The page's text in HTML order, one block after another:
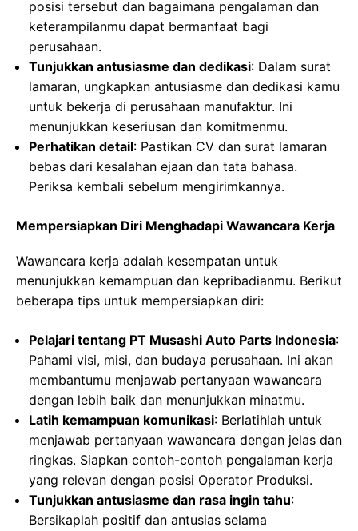
posisi tersebut dan bagaimana pengalaman dan
keterampilanmu dapat bermanfaat bagi
perusahaan.
Tunjukkan antusiasme dan dedikasi: Dalam surat
lamaran, ungkapkan antusiasme dan dedikasi kamu
untuk bekerja di perusahaan manufaktur. Ini
menunjukkan keseriusan dan komitmenmu.
Perhatikan detail: Pastikan CV dan surat lamaran
bebas dari kesalahan ejaan dan tata bahasa.
Periksa kembali sebelum mengirimkannya.
Mempersiapkan Diri Menghadapi Wawancara Kerja
Wawancara kerja adalah kesempatan untuk
menunjukkan kemampuan dan kepribadianmu. Berikut
beberapa tips untuk mempersiapkan diri:
Pelajari tentang PT Musashi Auto Parts Indonesia:
Pahami visi, misi, dan budaya perusahaan. Ini akan
membantumu menjawab pertanyaan wawancara
dengan lebih baik dan menunjukkan minatmu.
Latih kemampuan komunikasi: Berlatihlah untuk
menjawab pertanyaan wawancara dengan jelas dan
ringkas. Siapkan contoh-contoh pengalaman kerja
yang relevan dengan posisi Operator Produksi.
Tunjukkan antusiasme dan rasa ingin tahu:
Bersikaplah positif dan antusias selama